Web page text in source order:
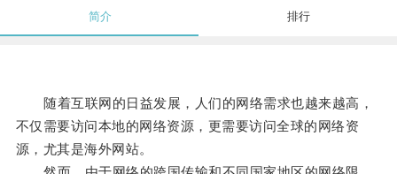
简介 排行
随着互联网的日益发展，人们的网络需求也越来越高，
不仅需要访问本地的网络资源，更需要访问全球的网络资
源，尤其是海外网站。